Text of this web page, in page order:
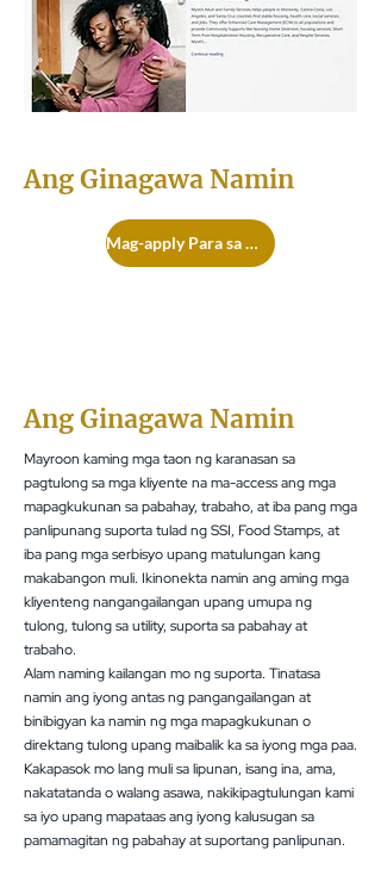
Ang Ginagawa Namin
Mag-apply Para sa mga Serbisyo
Ang Ginagawa Namin
Mayroon kaming mga taon ng karanasan sa
pagtulong sa mga kliyente na ma-access ang mga
mapagkukunan sa pabahay, trabaho, at iba pang mga
panlipunang suporta tulad ng SSI, Food Stamps, at
iba pang mga serbisyo upang matulungan kang
makabangon muli. Ikinonekta namin ang aming mga
kliyenteng nangangailangan upang umupa ng
tulong, tulong sa utility, suporta sa pabahay at
trabaho.
Alam naming kailangan mo ng suporta. Tinatasa
namin ang iyong antas ng pangangailangan at
binibigyan ka namin ng mga mapagkukunan o
direktang tulong upang maibalik ka sa iyong mga paa.
Kakapasok mo lang muli sa lipunan, isang ina, ama,
nakatatanda o walang asawa, nakikipagtulungan kami
sa iyo upang mapataas ang iyong kalusugan sa
pamamagitan ng pabahay at suportang panlipunan.